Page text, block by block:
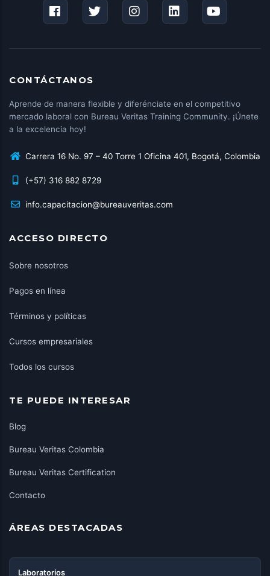
CONTÁCTANOS
Aprende de manera flexible y diferénciate en el competitivo
mercado laboral con Bureau Veritas Training Community. ¡Únete
a la excelencia hoy!
Carrera 16 No. 97 – 40 Torre 1 Oficina 401, Bogotá, Colombia
(+57) 316 882 8729
info.capacitacion@bureauveritas.com
ACCESO DIRECTO
Sobre nosotros
Pagos en línea
Términos y políticas
Cursos empresariales
Todos los cursos
TE PUEDE INTERESAR
Blog
Bureau Veritas Colombia
Bureau Veritas Certification
Contacto
ÁREAS DESTACADAS
Laboratorios